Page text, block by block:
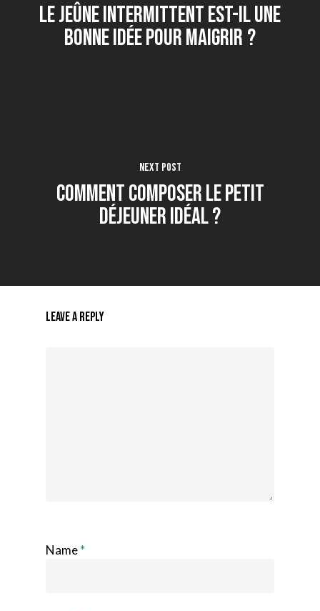
Le jeûne intermittent est-il une
bonne idée pour maigrir ?
Next Post
Comment composer le petit
déjeuner idéal ?
Leave a Reply
Name*